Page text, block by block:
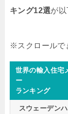
キング12選が以
世界の輸入住宅
ー
ランキング
スウェーデン